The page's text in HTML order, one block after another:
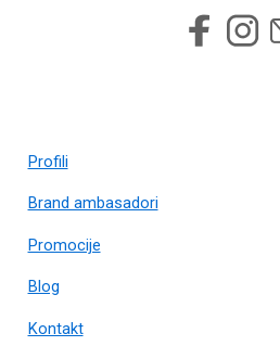
Profili
Brand ambasadori
Promocije
Blog
Kontakt